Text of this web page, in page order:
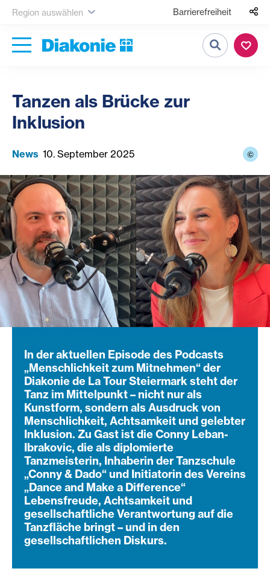
Region auswählen Barrierefreiheit
Suche
Tanzen als Brücke zur
Inklusion
News 10. September 2025 ©
In der aktuellen Episode des Podcasts
„Menschlichkeit zum Mitnehmen“ der
Diakonie de La Tour Steiermark steht der
Tanz im Mittelpunkt – nicht nur als
Kunstform, sondern als Ausdruck von
Menschlichkeit, Achtsamkeit und gelebter
Inklusion. Zu Gast ist die Conny Leban-
Ibrakovic, die als diplomierte
Tanzmeisterin, Inhaberin der Tanzschule
„Conny & Dado“ und Initiatorin des Vereins
„Dance and Make a Difference“
Lebensfreude, Achtsamkeit und
gesellschaftliche Verantwortung auf die
Tanzfläche bringt – und in den
gesellschaftlichen Diskurs.